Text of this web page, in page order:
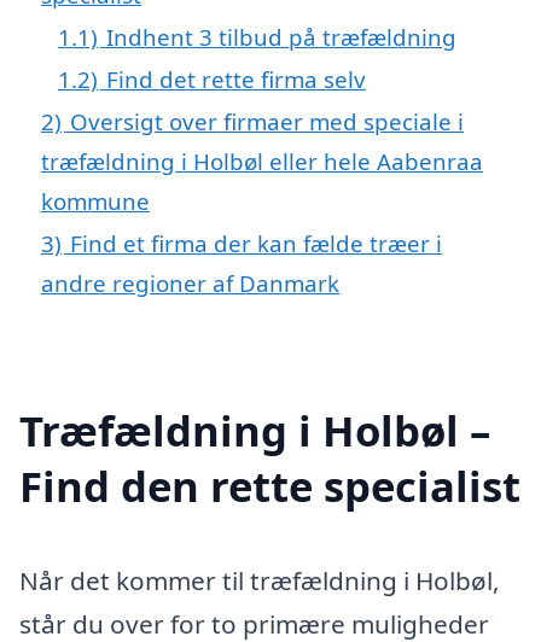
1.1) Indhent 3 tilbud på træfældning
1.2) Find det rette firma selv
2) Oversigt over firmaer med speciale i
træfældning i Holbøl eller hele Aabenraa
kommune
3) Find et firma der kan fælde træer i
andre regioner af Danmark
Træfældning i Holbøl –
Find den rette specialist
Når det kommer til træfældning i Holbøl,
står du over for to primære muligheder